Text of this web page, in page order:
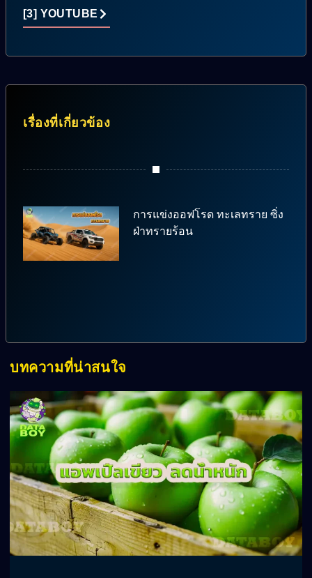
[3] YOUTUBE
เรื่องที่เกี่ยวข้อง
การแข่งออฟโรด ทะเลทราย ซิ่ง
ฝ่าทรายร้อน
บทความที่น่าสนใจ